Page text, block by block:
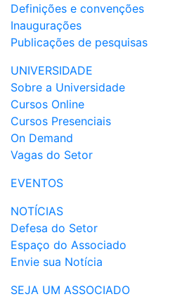
Definições e convenções
Inaugurações
Publicações de pesquisas
UNIVERSIDADE
Sobre a Universidade
Cursos Online
Cursos Presenciais
On Demand
Vagas do Setor
EVENTOS
NOTÍCIAS
Defesa do Setor
Espaço do Associado
Envie sua Notícia
SEJA UM ASSOCIADO